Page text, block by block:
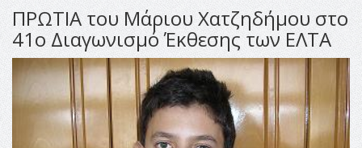
ΠΡΩΤΙΑ του Μάριου Χατζηδήμου στο
41ο Διαγωνισμό Έκθεσης των ΕΛΤΑ